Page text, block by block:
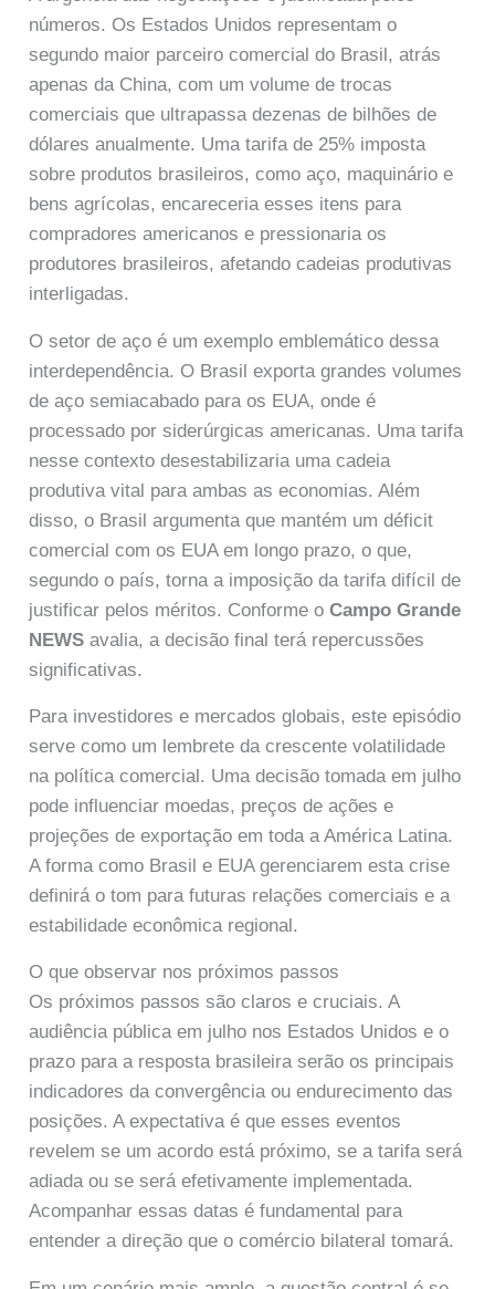
números. Os Estados Unidos representam o
segundo maior parceiro comercial do Brasil, atrás
apenas da China, com um volume de trocas
comerciais que ultrapassa dezenas de bilhões de
dólares anualmente. Uma tarifa de 25% imposta
sobre produtos brasileiros, como aço, maquinário e
bens agrícolas, encareceria esses itens para
compradores americanos e pressionaria os
produtores brasileiros, afetando cadeias produtivas
interligadas.
O setor de aço é um exemplo emblemático dessa
interdependência. O Brasil exporta grandes volumes
de aço semiacabado para os EUA, onde é
processado por siderúrgicas americanas. Uma tarifa
nesse contexto desestabilizaria uma cadeia
produtiva vital para ambas as economias. Além
disso, o Brasil argumenta que mantém um déficit
comercial com os EUA em longo prazo, o que,
segundo o país, torna a imposição da tarifa difícil de
justificar pelos méritos. Conforme oCampo Grande
NEWS avalia, a decisão final terá repercussões
significativas.
Para investidores e mercados globais, este episódio
serve como um lembrete da crescente volatilidade
na política comercial. Uma decisão tomada em julho
pode influenciar moedas, preços de ações e
projeções de exportação em toda a América Latina.
A forma como Brasil e EUA gerenciarem esta crise
definirá o tom para futuras relações comerciais e a
estabilidade econômica regional.
O que observar nos próximos passos
Os próximos passos são claros e cruciais. A
audiência pública em julho nos Estados Unidos e o
prazo para a resposta brasileira serão os principais
indicadores da convergência ou endurecimento das
posições. A expectativa é que esses eventos
revelem se um acordo está próximo, se a tarifa será
adiada ou se será efetivamente implementada.
Acompanhar essas datas é fundamental para
entender a direção que o comércio bilateral tomará.